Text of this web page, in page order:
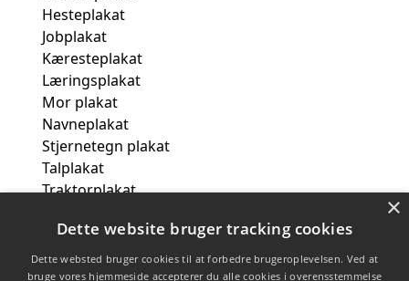
Hesteplakat
Jobplakat
Kæresteplakat
Læringsplakat
Mor plakat
Navneplakat
Stjernetegn plakat
Talplakat
Traktorplakat
Skoleting
Smykker og tilbehør
×
Dette website bruger tracking cookies
Dette websted bruger cookies til at forbedre brugeroplevelsen. Ved at
bruge vores hjemmeside accepterer du alle cookies i overensstemmelse